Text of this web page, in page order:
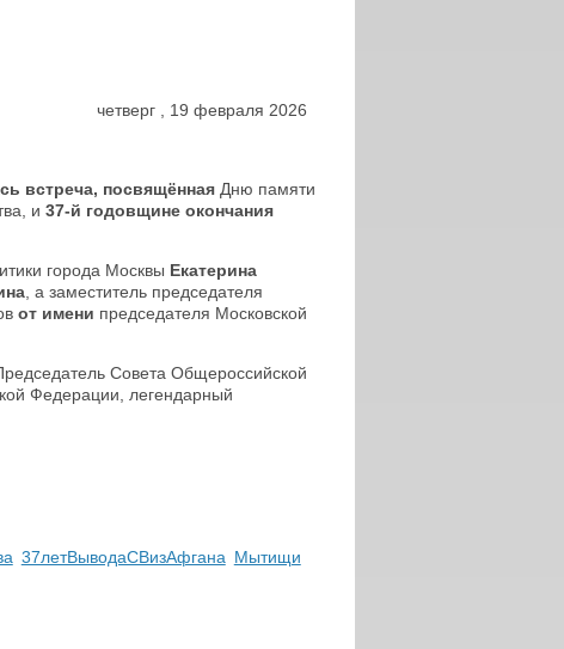
четверг 19 февраля 2026
встреча, посвящённаяДню памяти
и 37-й годовщине окончания
города Москвы Екатерина
, а заместитель председателя
от имени председателя Московской
Совета Общероссийской
Федерации, легендарный
37летВыводаСВизАфгана Мытищи